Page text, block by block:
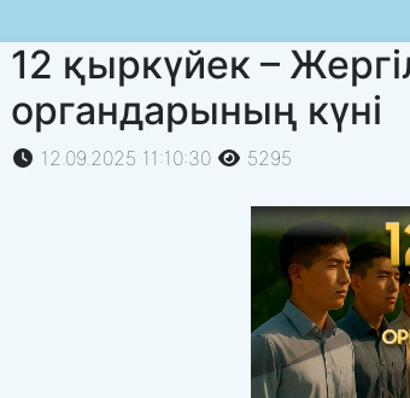
12 қыркүйек –
органдарының күні
12.09.2025 11:10:30 5295